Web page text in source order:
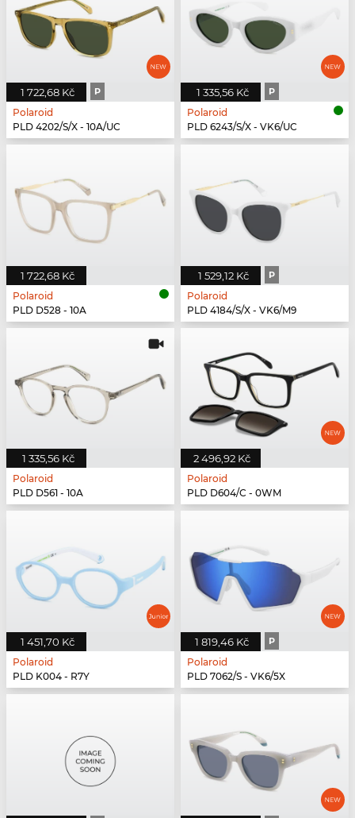
1 722,68 Kč P
Polaroid
PLD 4202/S/X - 10A/UC
1 335,56 Kč P
Polaroid
PLD 6243/S/X - VK6/UC
1 722,68 Kč
Polaroid
PLD D528 - 10A
1 529,12 Kč P
Polaroid
PLD 4184/S/X - VK6/M9
1 335,56 Kč
Polaroid
PLD D561 - 10A
2 496,92 Kč
Polaroid
PLD D604/C - 0WM
1 451,70 Kč
Polaroid
PLD K004 - R7Y
1 819,46 Kč P
Polaroid
PLD 7062/S - VK6/5X